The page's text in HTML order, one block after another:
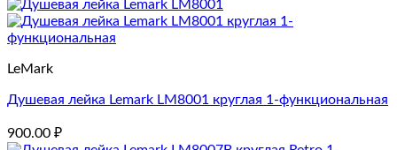
LeMark
Душевая лейка Lemark LM8001 круглая 1-функциональная
900.00 ₽